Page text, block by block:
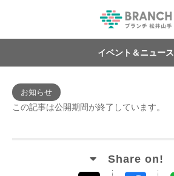
イベント＆ニュース
お知らせ
この記事は公開期間が終了しています。